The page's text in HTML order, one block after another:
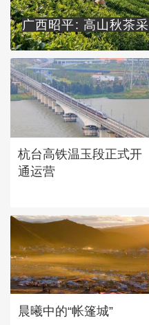
广西昭平: 高山秋茶
杭台高铁温玉段正式开
通运营
晨曦中的“帐篷城”